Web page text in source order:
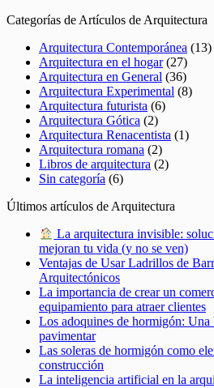
Categorías de Artículos de Arquitectura
Arquitectura Contemporánea (13)
Arquitectura en el hogar(27)
Arquitectura en General (36)
Arquitectura Experimental (8)
Arquitectura futurista (6)
Arquitectura Gótica (2)
Arquitectura Renacentista (1)
Arquitectura romana (2)
Libros de arquitectura (2)
Sin categoría (6)
Últimos artículos de Arquitectura
La arquitectura invisible:
mejoran tu vida (y no se ven)
Ventajas de Usar Ladrillos de
Arquitectónicos
La importancia de crear un
equipamiento para atraer clientes
Los adoquines de hormigón: Una
pavimentar
Las soleras de hormigón como
construcción
La inteligencia artificial en la